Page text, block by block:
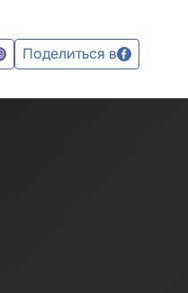
Поделиться в